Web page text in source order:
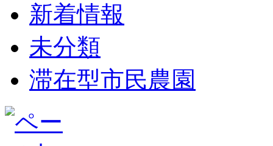
新着情報
未分類
滞在型市民農園